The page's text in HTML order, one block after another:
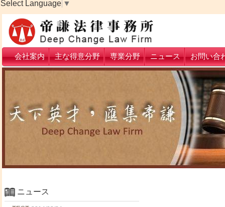
Select Language ▼
会社案内 主な得意分野 専業分野 ニュース お問い合
ニュース